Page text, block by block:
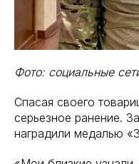
Фото: социальные
Спасая своего
серьезное ранение.
наградили медалью